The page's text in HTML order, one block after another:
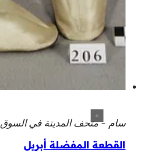
سام - متحف المدينة في السوق
القطعة المفضلة أبريل